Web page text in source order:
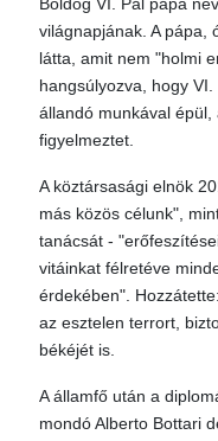
világnapjának. A pápa,
látta, amit nem "holmi
hangsúlyozva, hogy
állandó munkával
figyelmeztet.
A köztársasági elnök
más közös célunk",
tanácsát -
vitáinkat félretéve
érdekében".
az esztelen terrort,
békéjét is.
A államfő után a
mondó Alberto Bottari